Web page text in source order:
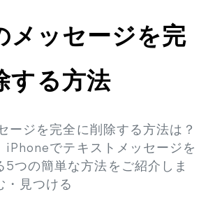
メッセージを完
する方法
ージを完全に削除する方法は？
iPhoneでテキストメッセージを
5つの簡単な方法をご紹介しま
・見つける